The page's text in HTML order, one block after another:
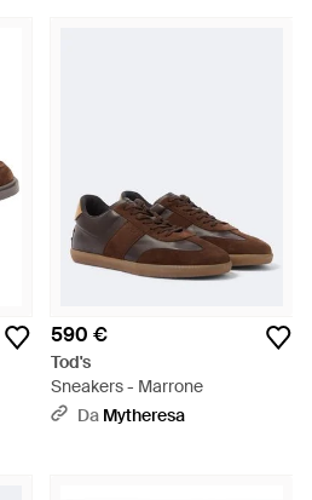
590 €
Tod's
Sneakers - Marrone
Da Mytheresa